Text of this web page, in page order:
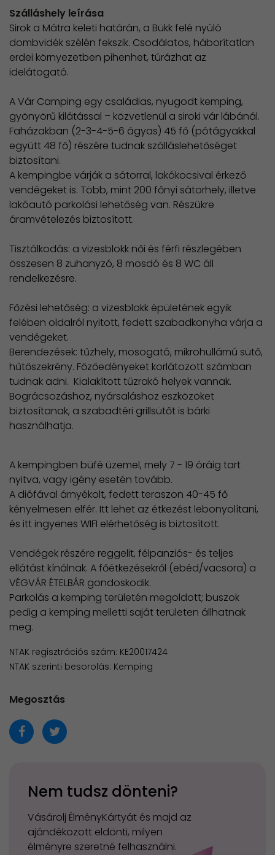
Szálláshely leírása
Sirok a Mátra keleti határán, a Bükk felé nyúló
dombvidék szélén fekszik. Csodálatos, háborítatlan
erdei környezetben pihenhet, túrázhat az
idelátogató.
A Vár Camping egy családias, nyugodt kemping,
gyönyörű kilátással – közvetlenül a siroki vár lábánál.
Faházakban (2-3-4-5-6 ágyas) 45 fő (pótágyakkal
együtt 48 fő) részére tudnak szálláslehetőséget
biztosítani.
A kempingbe várják a sátorral, lakókocsival érkező
vendégeket is. Több, mint 200 főnyi sátorhely, illetve
lakóautó parkolási lehetőség van. Részükre
áramvételezés biztosított.
Tisztálkodás: a vizesblokk női és férfi részlegében
összesen 8 zuhanyzó, 8 mosdó és 8 WC áll
rendelkezésre.
Főzési lehetőség: a vizesblokk épületének egyik
felében oldalról nyitott, fedett szabadkonyha várja a
vendégeket.
Berendezések: tűzhely, mosogató, mikrohullámú sütő,
hűtőszekrény. Főzőedényeket korlátozott számban
tudnak adni. Kialakított tűzrakó helyek vannak.
Bográcsozáshoz, nyársaláshoz eszközöket
biztosítanak, a szabadtéri grillsütőt is bárki
használhatja.
A kempingben büfé üzemel, mely 7 - 19 óráig tart
nyitva, vagy igény esetén tovább.
A diófával árnyékolt, fedett teraszon 40-45 fő
kényelmesen elfér. Itt lehet az étkezést lebonyolítani,
és itt ingyenes WIFI elérhetőség is biztosított.
Vendégek részére reggelit, félpanziós- és teljes
ellátást kínálnak. A főétkezésekről (ebéd/vacsora) a
VÉGVÁR ÉTELBÁR gondoskodik.
Parkolás a kemping területén megoldott; buszok
pedig a kemping melletti saját területen állhatnak
meg.
NTAK regisztrációs szám: KE20017424
NTAK szerinti besorolás: Kemping
Megosztás
Nem tudsz dönteni?
Vásárolj ÉlményKártyát és majd az
ajándékozott eldönti, milyen
élményre szeretné felhasználni.